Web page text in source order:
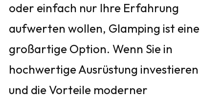
oder einfach nur Ihre Erfahrung
aufwerten wollen, Glamping ist eine
großartige Option. Wenn Sie in
hochwertige Ausrüstung investieren
und die Vorteile moderner